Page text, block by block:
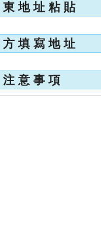
東 地 址 粘 貼
方 填 寫 地 址
注 意 事 項